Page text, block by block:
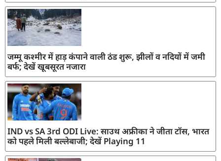
जम्मू कश्मीर में हाड़ कंपाने वाली ठंड शुरू, झीलों व नदियों में जमी
बर्फ; देखें खूबसूरत नजारा
IND vs SA 3rd ODI Live: साउथ अफ्रीका ने जीता टॉस, भारत
को पहले मिली बल्लेबाजी; देखें Playing 11